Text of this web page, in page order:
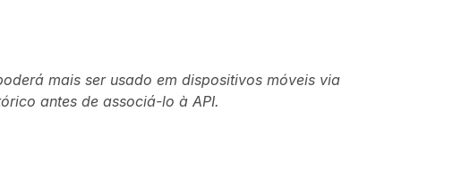
mais ser usado em dispositivos móveis via
antes de associá-lo à API.